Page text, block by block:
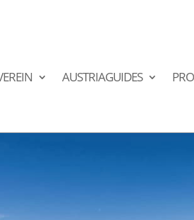
AUSTRIAGUIDES